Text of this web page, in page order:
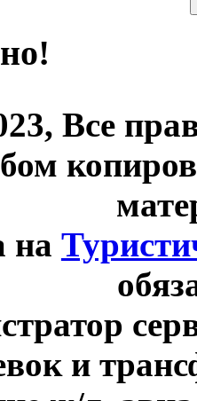
Все
на
и